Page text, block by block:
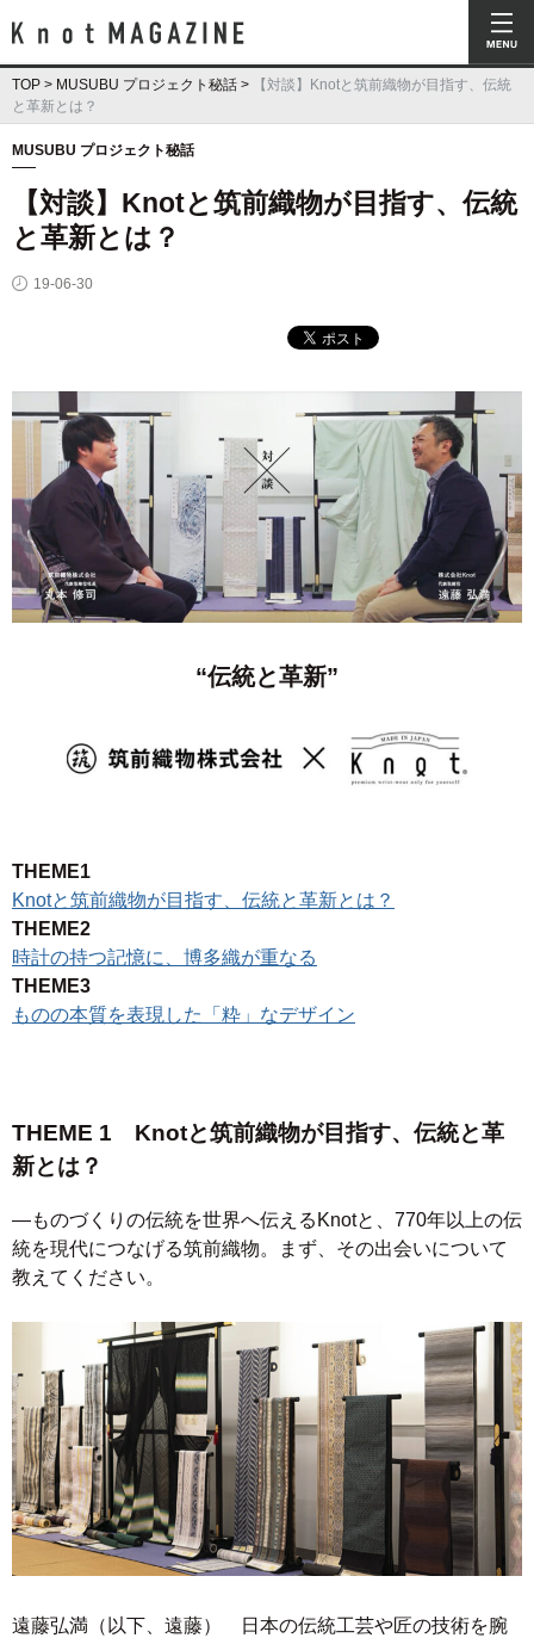
Knot Magazine ノットマガジン
TOP > MUSUBU プロジェクト秘話 >
【対談】Knotと筑前織物が目指す、伝統
と革新とは？
MUSUBU プロジェクト秘話
【対談】Knotと筑前織物が目指す、伝統
と革新とは？
19-06-30
“伝統と革新”
THEME1
Knotと筑前織物が目指す、伝統と革新とは？
THEME2
時計の持つ記憶に、博多織が重なる
THEME3
ものの本質を表現した「粋」なデザイン
THEME 1 Knotと筑前織物が目指す、伝統と革
新とは？
―ものづくりの伝統を世界へ伝えるKnotと、770年以上の伝
統を現代につなげる筑前織物。まず、その出会いについて
教えてください。
遠藤弘満（以下、遠藤） 日本の伝統工芸や匠の技術を腕